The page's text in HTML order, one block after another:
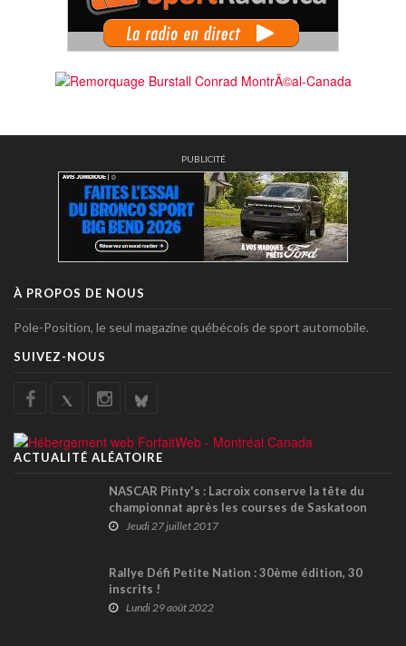
PUBLICITÉ
À PROPOS DE NOUS
Pole-Position, le seul magazine québécois de sport automobile.
SUIVEZ-NOUS
ACTUALITÉ ALÉATOIRE
NASCAR Pinty's : Lacroix conserve la tête du
championnat après les courses de Saskatoon
Jeudi 27 juillet 2017
Rallye Défi Petite Nation : 30ème édition, 30
inscrits !
Lundi 29 août 2022